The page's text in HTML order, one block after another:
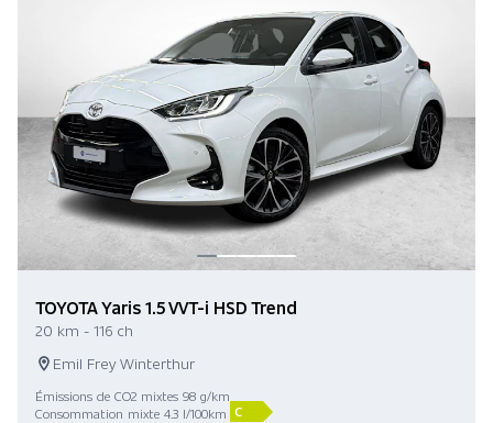
TOYOTA Yaris 1.5 VVT-i HSD Trend
20 km - 116 ch
Emil Frey Winterthur
Émissions de CO2 mixtes 98 g/km
Consommation mixte 4.3 l/100km C